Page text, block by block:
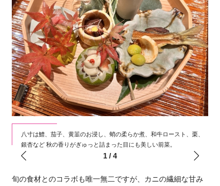
八寸は鱧、茄子、黄韮のお浸し、蛸の柔らか煮、和牛ロースト、栗、
銀杏など 秋の香りがぎゅっと詰まった目にも美しい前菜。
1/ 4
旬の食材とのコラボも唯一無二ですが、カニの繊細な甘み